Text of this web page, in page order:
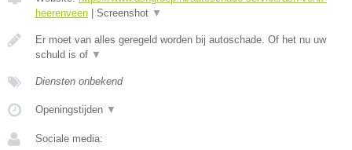
heerenveen | Screenshot ▼
Er moet van alles geregeld worden bij autoschade. Of het nu uw
schuld is of ▼
Diensten onbekend
Openingstijden ▼
Sociale media: